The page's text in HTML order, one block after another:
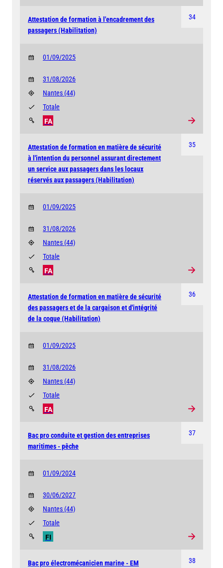
34
Attestation de formation à l'encadrement des
passagers (Habilitation)
01/09/2025
31/08/2026
Nantes (44)
FA
Totale
35
Attestation de formation en matière de sécurité
à l'intention du personnel assurant directement
un service aux passagers dans les locaux
réservés aux passagers (Habilitation)
01/09/2025
31/08/2026
Nantes (44)
FA
Totale
36
Attestation de formation en matière de sécurité
des passagers et de la cargaison et d'intégrité
de la coque (Habilitation)
01/09/2025
31/08/2026
Nantes (44)
FA
Totale
37
Bac pro conduite et gestion des entreprises
maritimes - pêche
01/09/2024
30/06/2027
Nantes (44)
FI
Totale
38
Bac pro électromécanicien marine - EM